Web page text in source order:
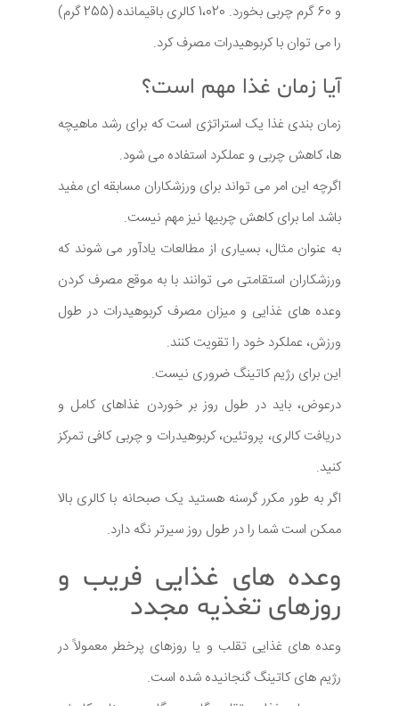
و 60 گرم چربی بخورد. 1،020 کالری باقیمانده (255 گرم)
را می توان با کربوهیدرات مصرف کرد.
آیا زمان غذا مهم است؟
زمان بندی غذا یک استراتژی است که برای رشد ماهیچه
ها، کاهش چربی و عملکرد استفاده می شود.
اگرچه این امر می تواند برای ورزشکاران مسابقه ای مفید
باشد اما برای کاهش چربیها نیز مهم نیست.
به عنوان مثال، بسیاری از مطالعات یادآور می شوند که
ورزشکاران استقامتی می توانند با به موقع مصرف کردن
وعده های غذایی و میزان مصرف کربوهیدرات در طول
ورزش، عملکرد خود را تقویت کنند.
این برای رژیم کاتینگ ضروری نیست.
درعوض، باید در طول روز بر خوردن غذاهای کامل و
دریافت کالری، پروتئین، کربوهیدرات و چربی کافی تمرکز
کنید.
اگر به طور مکرر گرسنه هستید یک صبحانه با کالری بالا
ممکن است شما را در طول روز سیرتر نگه دارد.
وعده های غذایی فریب و
روزهای تغذیه مجدد
وعده های غذایی تقلب و یا روزهای پرخطر معمولاً در
رژیم های کاتینگ گنجانیده شده است.